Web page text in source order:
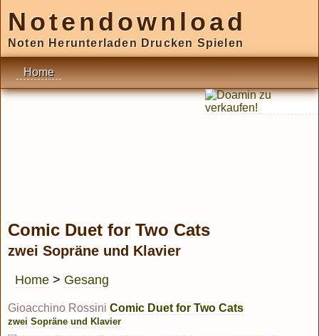
Notendownload
Noten Herunterladen Drucken Spielen
Home
Comic Duet for Two Cats
zwei Sopräne und Klavier
Home > Gesang
Gioacchino Rossini Comic Duet for Two Cats
zwei Sopräne und Klavier